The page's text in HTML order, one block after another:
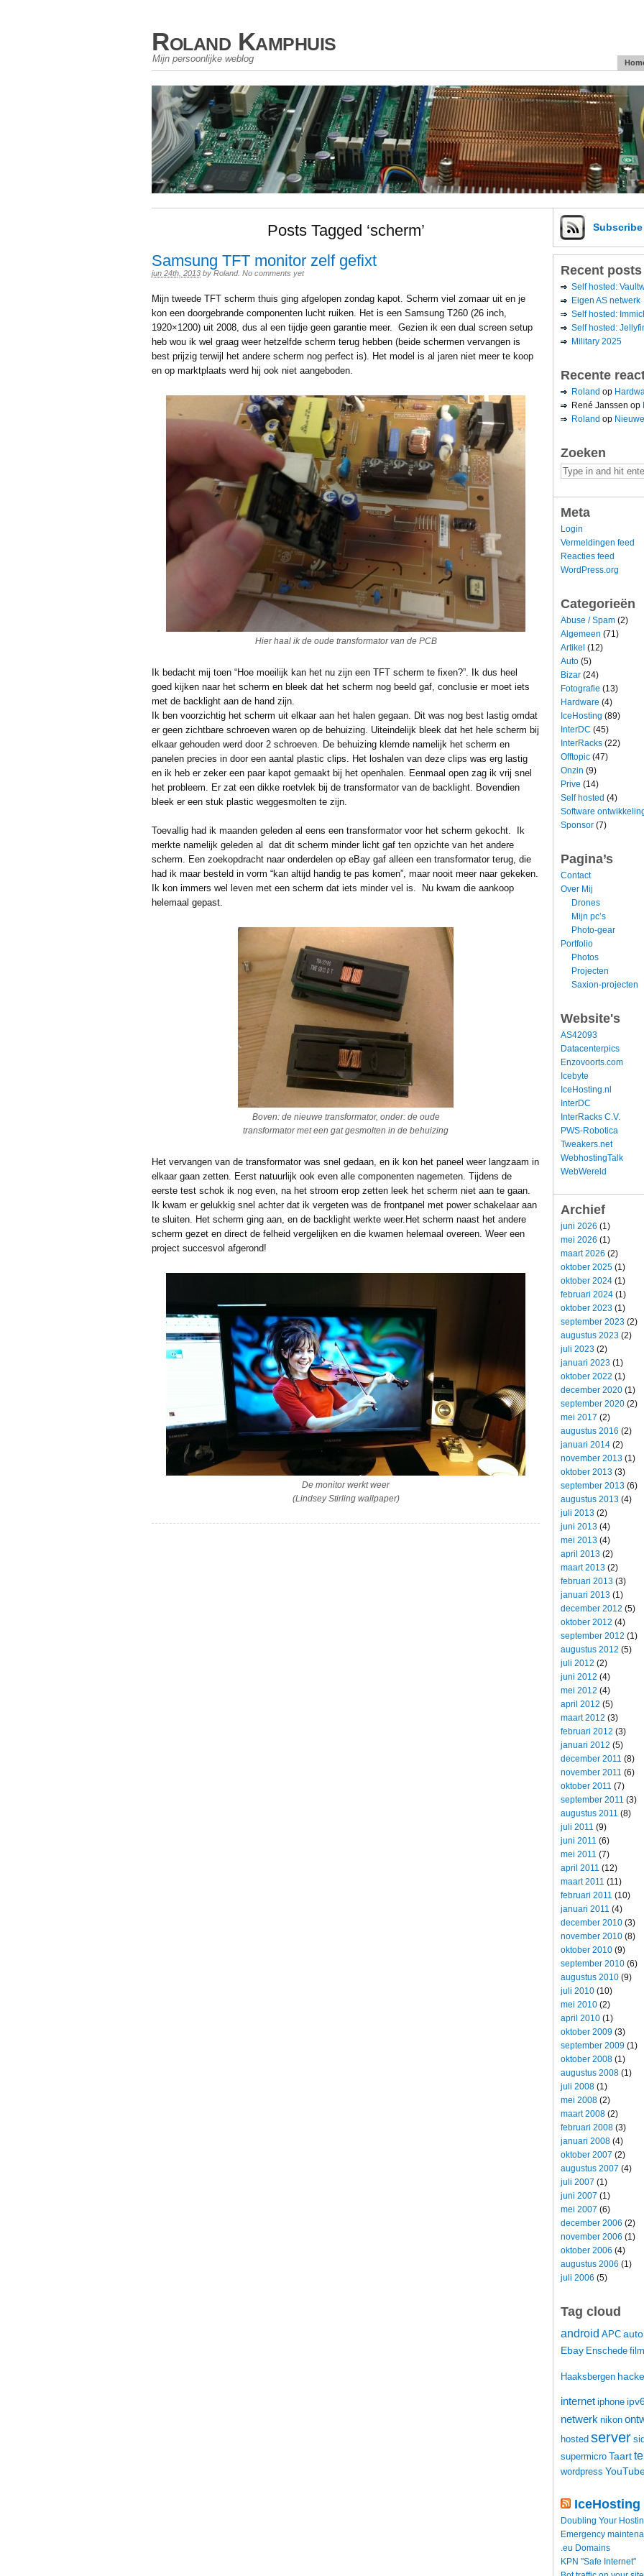
Roland Kamphuis
Mijn persoonlijke weblog
Posts Tagged ‘scherm’
Samsung TFT monitor zelf gefixt
jun 24th, 2013 by Roland. No comments yet
Mijn tweede TFT scherm thuis ging afgelopen zondag kapot. Scherm viel zomaar uit en je
kon een doorgebrande componenten lucht ruiken. Het is een Samsung T260 (26 inch,
1920×1200) uit 2008, dus al een tijdje geen garantie meer. Gezien ik een dual screen setup
heb wou ik wel graag weer hetzelfde scherm terug hebben (beide schermen vervangen is
best prijzig terwijl het andere scherm nog perfect is). Het model is al jaren niet meer te koop
en op marktplaats werd hij ook niet aangeboden.
Hier haal ik de oude transformator van de PCB
Ik bedacht mij toen “Hoe moeilijk kan het nu zijn een TFT scherm te fixen?”. Ik dus heel
goed kijken naar het scherm en bleek dat het scherm nog beeld gaf, conclusie er moet iets
met de backlight aan de hand zijn.
Ik ben voorzichtig het scherm uit elkaar aan het halen gegaan. Dit was nog best lastig omdat
er geen zichtbare schroeven waren op de behuizing. Uiteindelijk bleek dat het hele scherm bij
elkaar gehouden werd door 2 schroeven. De behuizing klemde namelijk het scherm en
panelen precies in door een aantal plastic clips. Het loshalen van deze clips was erg lastig
en ik heb er zeker een paar kapot gemaakt bij het openhalen. Eenmaal open zag ik vrij snel
het probleem. Er zat een dikke roetvlek bij de transformator van de backlight. Bovendien
bleek er een stuk plastic weggesmolten te zijn.
Toevallig had ik maanden geleden al eens een transformator voor het scherm gekocht. Ik
merkte namelijk geleden al dat dit scherm minder licht gaf ten opzichte van het andere
scherm. Een zoekopdracht naar onderdelen op eBay gaf alleen een transformator terug, die
had ik maar besteld in vorm “kan altijd handig te pas komen”, maar nooit meer naar gekeken.
Ik kon immers wel leven met een scherm dat iets minder vel is. Nu kwam die aankoop
helemaal gepast.
Boven: de nieuwe transformator, onder: de oude
transformator met een gat gesmolten in de behuizing
Het vervangen van de transformator was snel gedaan, en ik kon het paneel weer langzaam in
elkaar gaan zetten. Eerst natuurlijk ook even alle componenten nagemeten. Tijdens de
eerste test schok ik nog even, na het stroom erop zetten leek het scherm niet aan te gaan.
Ik kwam er gelukkig snel achter dat ik vergeten was de frontpanel met power schakelaar aan
te sluiten. Het scherm ging aan, en de backlight werkte weer.Het scherm naast het andere
scherm gezet en direct de felheid vergelijken en die kwamen helemaal overeen. Weer een
project succesvol afgerond!
De monitor werkt weer
(Lindsey Stirling wallpaper)
Subscribe
Recent posts
Self hosted:
Eigen AS netwerk
Self hosted:
Self hosted:
Military 2025
Recente
Roland op
René Janssen op
Roland op
Zoeken
Meta
Login
Vermeldingen feed
Reacties feed
WordPress.org
Categorieën
Abuse / Spam (2)
Algemeen (71)
Artikel (12)
Auto (5)
Bizar (24)
Fotografie (13)
Hardware (4)
IceHosting (89)
InterDC (45)
InterRacks (22)
Offtopic (47)
Onzin (9)
Prive (14)
Self hosted (4)
Software
Sponsor (7)
Pagina’s
Contact
Over Mij
Drones
Mijn pc’s
Photo-gear
Portfolio
Photos
Projecten
Saxion-projecten
Website's
AS42093
Datacenterpics
Enzovoorts.com
Icebyte
IceHosting.nl
InterDC
InterRacks C.V.
PWS-Robotica
Tweakers.net
WebhostingTalk
WebWereld
Archief
juni 2026 (1)
mei 2026 (1)
maart 2026 (2)
oktober 2025 (1)
oktober 2024 (1)
februari 2024 (1)
oktober 2023 (1)
september 2023 (2)
augustus 2023 (2)
juli 2023 (2)
januari 2023 (1)
oktober 2022 (1)
december 2020 (1)
september 2020 (2)
mei 2017 (2)
augustus 2016 (2)
januari 2014 (2)
november 2013 (1)
oktober 2013 (3)
september 2013 (6)
augustus 2013 (4)
juli 2013 (2)
juni 2013 (4)
mei 2013 (4)
april 2013 (2)
maart 2013 (2)
februari 2013 (3)
januari 2013 (1)
december 2012 (5)
oktober 2012 (4)
september 2012 (1)
augustus 2012 (5)
juli 2012 (2)
juni 2012 (4)
mei 2012 (4)
april 2012 (5)
maart 2012 (3)
februari 2012 (3)
januari 2012 (5)
december 2011 (8)
november 2011 (6)
oktober 2011 (7)
september 2011 (3)
augustus 2011 (8)
juli 2011 (9)
juni 2011 (6)
mei 2011 (7)
april 2011 (12)
maart 2011 (11)
februari 2011 (10)
januari 2011 (4)
december 2010 (3)
november 2010 (8)
oktober 2010 (9)
september 2010 (6)
augustus 2010 (9)
juli 2010 (10)
mei 2010 (2)
april 2010 (1)
oktober 2009 (3)
september 2009 (1)
oktober 2008 (1)
augustus 2008 (1)
juli 2008 (1)
mei 2008 (2)
maart 2008 (2)
februari 2008 (3)
januari 2008 (4)
oktober 2007 (2)
augustus 2007 (4)
juli 2007 (1)
juni 2007 (1)
mei 2007 (6)
december 2006 (2)
november 2006 (1)
oktober 2006 (4)
augustus 2006 (1)
juli 2006 (5)
Tag cloud
android APC auto
Ebay Enschede film
Haaksbergen
internet iphone
netwerk nikon
hosted server
supermicro Taart
wordpress
IceHosting
Doubling Your
Emergency
.eu Domains
KPN "Safe Internet"